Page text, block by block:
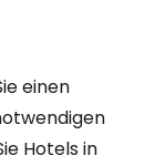
einen
Hotels in